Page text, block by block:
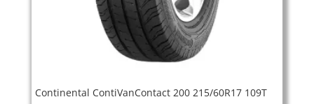
Continental ContiVanContact 200 215/60R17 109T